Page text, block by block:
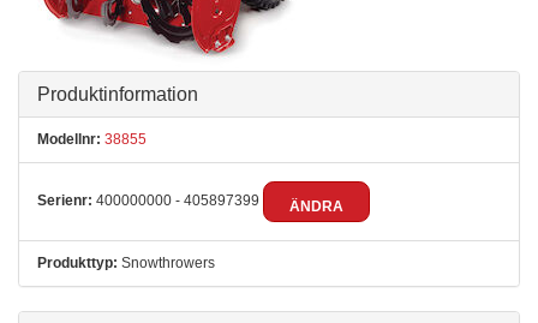
Produktinformation
Modellnr: 38855
Serienr: 400000000 - 405897399 ÄNDRA
Produkttyp: Snowthrowers